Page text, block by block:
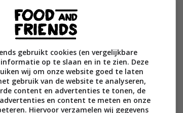
gebruikt cookies (en vergelijkbare
op te slaan en in te zien. Deze
wij om onze website goed te laten
gebruik van de website te analyseren,
content en advertenties te tonen, de
en content te meten en onze
Hiervoor verzamelen wij gegevens